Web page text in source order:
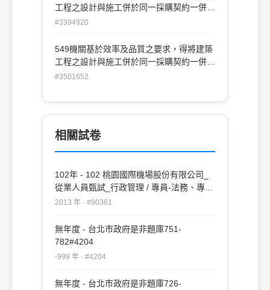
工程之設計與施工併於同一採購契約一併以
統包方式辦理招標。(A)O(B)X
#3394920
549機關基於效率及品質之要求，得將建築
工程之設計與施工併於同一採購契約一併以
統包方式辦理招標。(A)O(B)X
#3501652
相關試卷
102年 - 102 桃園國際機場股份有限公司_
從業人員甄試_行政管理 / 專員-法務、專
員-政風、業務員-採購中心、資深事務員-
2013 年 · #90361
無年度 - 台北市政府是非題庫751-
782#4204
-999 年 · #4204
無年度 - 台北市政府是非題庫726-